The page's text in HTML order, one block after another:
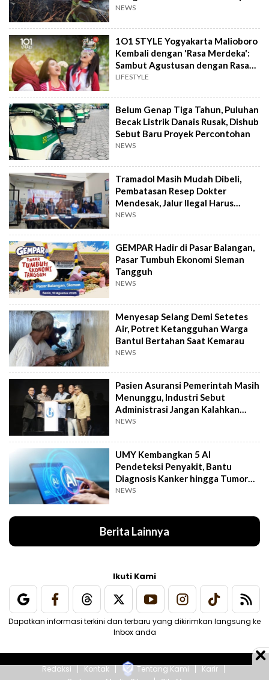
NEWS
1O1 STYLE Yogyakarta Malioboro
Kembali dengan 'Rasa Merdeka':
Sambut Agustusan dengan Rasa
dan Tawa
LIFESTYLE
Belum Genap Tiga Tahun, Puluhan
Becak Listrik Danais Rusak, Dishub
Sebut Baru Proyek Percontohan
NEWS
Tramadol Masih Mudah Dibeli,
Pembatasan Resep Dokter
Mendesak, Jalur Ilegal Harus
Distop
NEWS
GEMPAR Hadir di Pasar Balangan,
Pasar Tumbuh Ekonomi Sleman
Tangguh
NEWS
Menyesap Selang Demi Setetes
Air, Potret Ketangguhan Warga
Bantul Bertahan Saat Kemarau
NEWS
Pasien Asuransi Pemerintah Masih
Menunggu, Industri Sebut
Administrasi Jangan Kalahkan
Kemanusiaan
NEWS
UMY Kembangkan 5 AI
Pendeteksi Penyakit, Bantu
Diagnosis Kanker hingga Tumor
Otak Lebih Cepat
NEWS
Berita Lainnya
Ikuti Kami
Dapatkan informasi terkini dan terbaru yang dikirimkan langsung ke
Inbox anda
Redaksi Kontak Tentang Kami
Karir